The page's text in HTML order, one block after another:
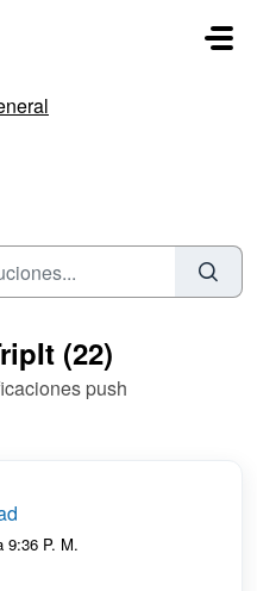
(22)
push
9:36 P. M.